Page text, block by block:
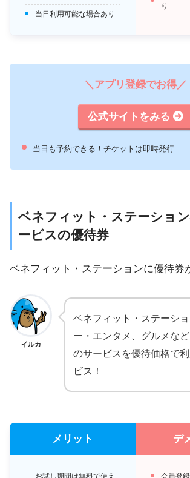
当日利用可能な場合あり
り
＼アプリ登録でお得／
公式サイトをみる
当日も予約できる！チケットは即時発行
ベネフィット・ステーショ
ービスの優待券
ベネフィット・ステーションに優待券
イルカ
ベネフィット・ステーシ
ー・エンタメ、グルメな
のサービスを優待価格で
ビス！
メリット
お試し期間は無料で使え
デ
会員登